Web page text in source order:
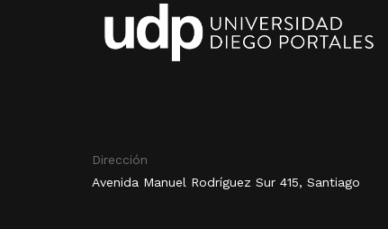
Dirección
Avenida Manuel Rodríguez Sur 415, Santiago